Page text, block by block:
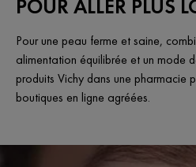
POUR ALLER PLUS
Pour une peau ferme et saine,
alimentation équilibrée et un mode
produits Vichy dans une pharmacie
boutiques en ligne agréées.